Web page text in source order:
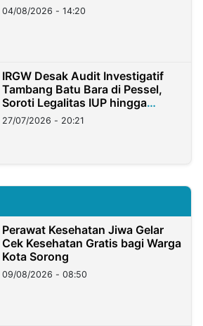
04/08/2026 - 14:20
IRGW Desak Audit Investigatif
Tambang Batu Bara di Pessel,
Soroti Legalitas IUP hingga
Stockpile
27/07/2026 - 20:21
Perawat Kesehatan Jiwa Gelar
Cek Kesehatan Gratis bagi Warga
Kota Sorong
09/08/2026 - 08:50